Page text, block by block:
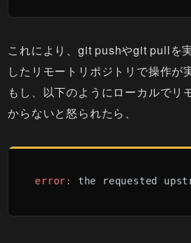
これにより、git pushやgit pullを
したリモートリポジトリで操作が
もし、以下のようにローカルでリ
からないと怒られたら、
error: the requested